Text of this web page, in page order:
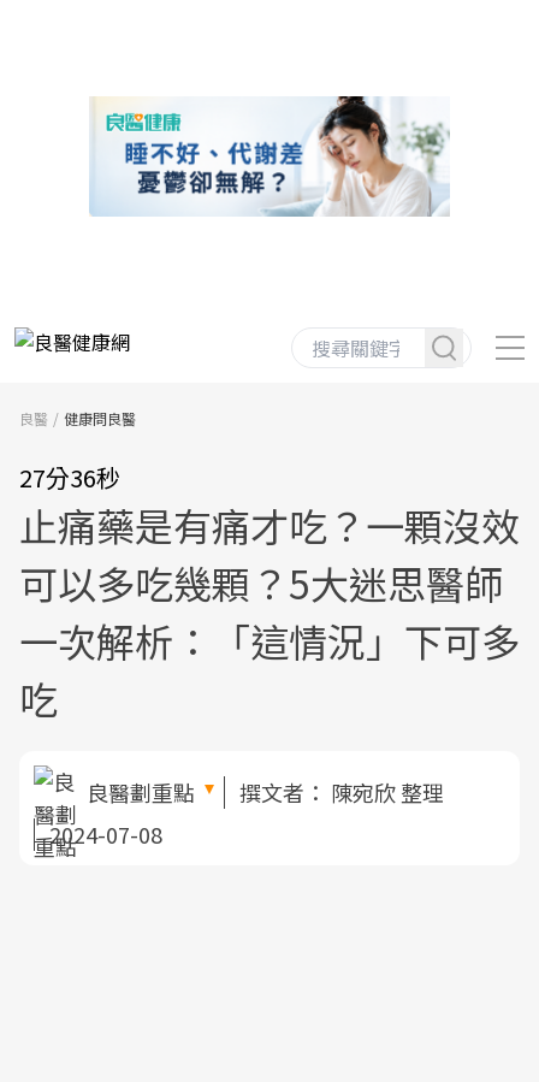
良醫 健康問良醫
27分36秒
止痛藥是有痛才吃？一顆沒效
可以多吃幾顆？5大迷思醫師
一次解析：「這情況」下可多
吃
良醫劃重點 撰文者： 陳宛欣 整理
2024-07-08